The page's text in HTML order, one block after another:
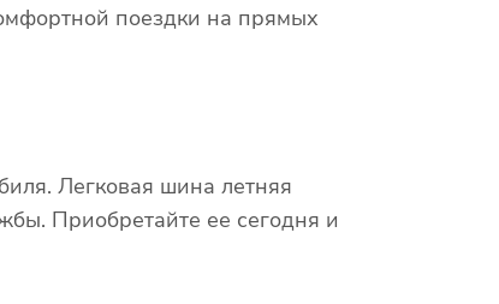
поездки на прямых
Легковая шина летняя
Приобретайте ее сегодня и